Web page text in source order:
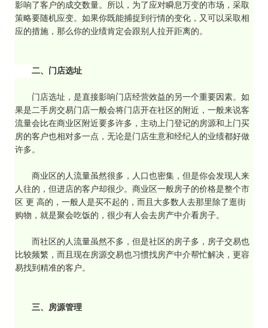
影响了客户的成交数量。所以，为了应对瞬息万变的市场，采取
策略要随机应变。如果你既能捕捉到行情的变化，又可以采取相
应的措施，那么你的业绩肯定会跟别人拉开距离的。
二、 门店选址
门店选址，是直接影响门店经营效益的另一个重要因素。如
果是二手房交易门店一般会将门店开在社区的附近，一般来说客
流量会比在商业区附近要多许多，主动上门登记的房源和上门买
房的客户也相对多一点，无论是门店生意和经纪人的业绩都好做
许多。
商业区的人流量虽然很多，人口也密集，但是你会发现人来
人往的，但进店的客户却很少。商业区一般房子的价格是整个市
区 更 高的，一般人是买不起的，而且大多数人去那里除了逛街
购物，就是聚会吃饭的，很少有人会去房产中介看房子。
而社区的人流量虽然不多，但是社区的房子多，房子交易也
比较频繁，而且现在房源交易也习惯找房产中介帮忙解决，更容
易找到精准的客户。
三、房源管理